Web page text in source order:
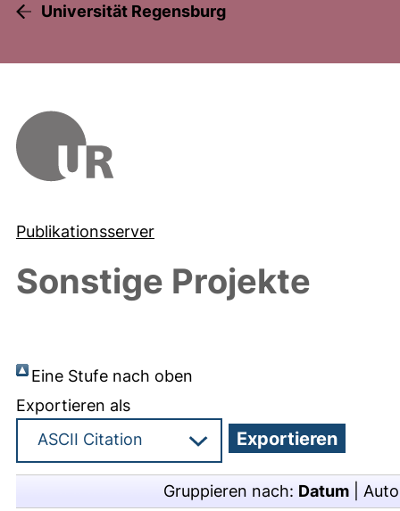
Universität Regensburg
Publikationsserver
Sonstige Projekte
Eine Stufe nach oben
Exportieren als
Gruppieren nach: Datum